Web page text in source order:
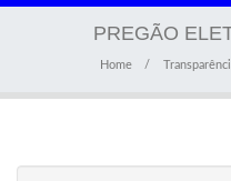
PREGÃO
Home